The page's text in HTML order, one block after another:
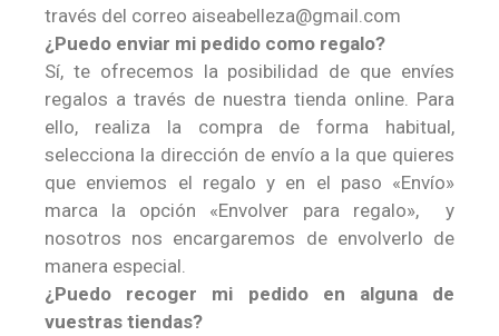
través del correo aiseabelleza@gmail.com
¿Puedo enviar mi pedido como regalo?
Sí, te ofrecemos la posibilidad de que envíes
regalos a través de nuestra tienda online. Para
ello, realiza la compra de forma habitual,
selecciona la dirección de envío a la que quieres
que enviemos el regalo y en el paso «Envío»
marca la opción «Envolver para regalo», y
nosotros nos encargaremos de envolverlo de
manera especial.
¿Puedo recoger mi pedido en alguna de
vuestras tiendas?